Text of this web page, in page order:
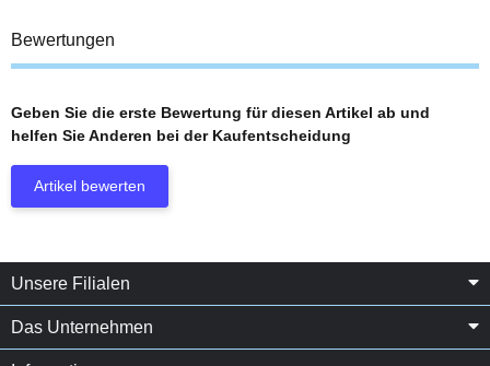
Bewertungen
Geben Sie die erste Bewertung für diesen Artikel ab und
helfen Sie Anderen bei der Kaufentscheidung
Artikel bewerten
Unsere Filialen
Das Unternehmen